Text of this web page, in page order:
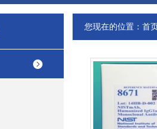
您现在的位置： 首